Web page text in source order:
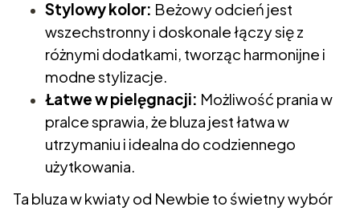
Stylowy kolor: Beżowy odcień jest
wszechstronny i doskonale łączy się z
różnymi dodatkami, tworząc harmonijne i
modne stylizacje.
Łatwe w pielęgnacji: Możliwość prania w
pralce sprawia, że bluza jest łatwa w
utrzymaniu i idealna do codziennego
użytkowania.
Ta bluza w kwiaty od Newbie to świetny wybór